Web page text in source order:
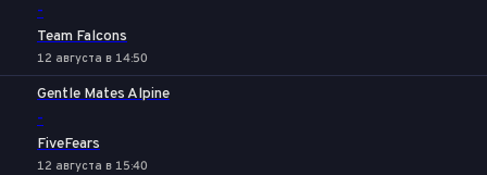
-
Team Falcons
12 августа в 14:50
Gentle Mates Alpine
-
FiveFears
12 августа в 15:40